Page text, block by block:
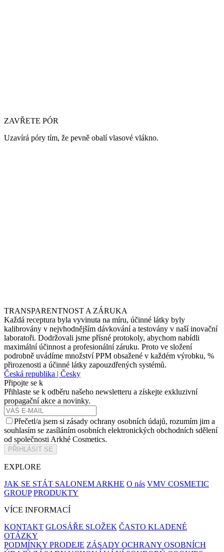
ZAVŘETE PÓR
Uzavírá póry tím, že pevně obalí vlasové vlákno.
TRANSPARENTNOST A ZÁRUKA
Každá receptura byla vyvinuta na míru, účinné látky byly
kalibrovány v nejvhodnějším dávkování a testovány v naší inovační
laboratoři. Dodržovali jsme přísné protokoly, abychom nabídli
maximální účinnost a profesionální záruku. Proto ve složení
podrobně uvádíme množství PPM obsažené v každém výrobku, %
přirozenosti a účinné látky zapouzdřených systémů.
Česká republika | Česky
Připojte se k
Přihlaste se k odběru našeho newsletteru a získejte exkluzivní
propagační akce a novinky.
Přečetl/a jsem si zásady ochrany osobních údajů, rozumím jim a
souhlasím se zasíláním osobních elektronických obchodních sdělení
od společnosti Arkhé Cosmetics.
PŘIHLÁSIT SE
EXPLORE
JAK SE STÁT SALONEM ARKHE O nás VMV COSMETIC
GROUP PRODUKTY
VÍCE INFORMACÍ
KONTAKT GLOSÁŘE SLOŽEK ČASTO KLADENÉ
OTÁZKY
PODMÍNKY PRODEJE ZÁSADY OCHRANY OSOBNÍCH